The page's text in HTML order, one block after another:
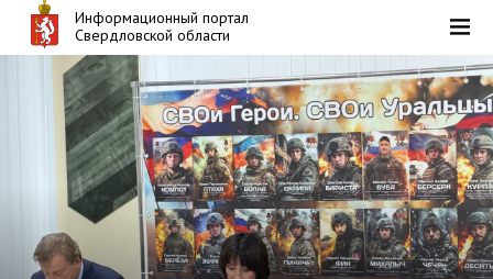
Информационный портал
Свердловской области